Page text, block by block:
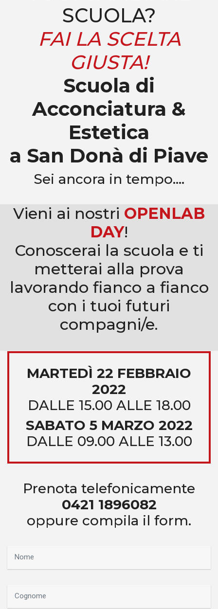
SCUOLA?
FAI LA SCELTA
GIUSTA!
Scuola di
Acconciatura &
Estetica
a San Donà di Piave
Sei ancora in tempo….
Vieni ai nostri OPENLAB
DAY!
Conoscerai la scuola e ti
metterai alla prova
lavorando fianco a fianco
con i tuoi futuri
compagni/e.
MARTEDÌ 22 FEBBRAIO
2022
DALLE 15.00 ALLE 18.00
SABATO 5 MARZO 2022
DALLE 09.00 ALLE 13.00
Prenota telefonicamente
0421 1896082
oppure compila il form.